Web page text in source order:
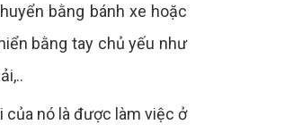
bằng bánh xe hoặc
bằng tay chủ yếu như
nó là được làm việc ở